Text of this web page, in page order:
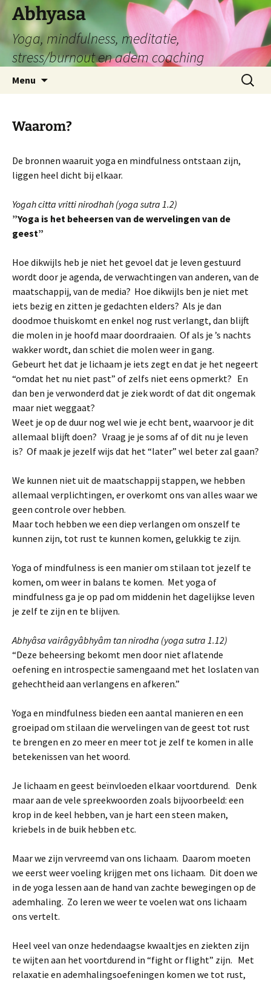
Abhyasa
Yoga, mindfulness, meditatie,
stress/burnout en adem coaching
Menu
Zoeken
naar:
Waarom?
De bronnen waaruit yoga en mindfulness ontstaan zijn,
liggen heel dicht bij elkaar.
Yogah citta vritti nirodhah (yoga sutra 1.2)
”Yoga is het beheersen van de wervelingen van de
geest”
Hoe dikwijls heb je niet het gevoel dat je leven gestuurd
wordt door je agenda, de verwachtingen van anderen, van de
maatschappij, van de media? Hoe dikwijls ben je niet met
iets bezig en zitten je gedachten elders? Als je dan
doodmoe thuiskomt en enkel nog rust verlangt, dan blijft
die molen in je hoofd maar doordraaien. Of als je ’s nachts
wakker wordt, dan schiet die molen weer in gang.
Gebeurt het dat je lichaam je iets zegt en dat je het negeert
“omdat het nu niet past” of zelfs niet eens opmerkt? En
dan ben je verwonderd dat je ziek wordt of dat dit ongemak
maar niet weggaat?
Weet je op de duur nog wel wie je echt bent, waarvoor je dit
allemaal blijft doen? Vraag je je soms af of dit nu je leven
is? Of maak je jezelf wijs dat het “later” wel beter zal gaan?
We kunnen niet uit de maatschappij stappen, we hebben
allemaal verplichtingen, er overkomt ons van alles waar we
geen controle over hebben.
Maar toch hebben we een diep verlangen om onszelf te
kunnen zijn, tot rust te kunnen komen, gelukkig te zijn.
Yoga of mindfulness is een manier om stilaan tot jezelf te
komen, om weer in balans te komen. Met yoga of
mindfulness ga je op pad om middenin het dagelijkse leven
je zelf te zijn en te blijven.
Abhyâsa vairâgyâbhyâm tan nirodha (yoga sutra 1.12)
“Deze beheersing bekomt men door niet aflatende
oefening en introspectie samengaand met het loslaten van
gehechtheid aan verlangens en afkeren.”
Yoga en mindfulness bieden een aantal manieren en een
groeipad om stilaan die wervelingen van de geest tot rust
te brengen en zo meer en meer tot je zelf te komen in alle
betekenissen van het woord.
Je lichaam en geest beïnvloeden elkaar voortdurend. Denk
maar aan de vele spreekwoorden zoals bijvoorbeeld: een
krop in de keel hebben, van je hart een steen maken,
kriebels in de buik hebben etc.
Maar we zijn vervreemd van ons lichaam. Daarom moeten
we eerst weer voeling krijgen met ons lichaam. Dit doen we
in de yoga lessen aan de hand van zachte bewegingen op de
ademhaling. Zo leren we weer te voelen wat ons lichaam
ons vertelt.
Heel veel van onze hedendaagse kwaaltjes en ziekten zijn
te wijten aan het voortdurend in “fight or flight” zijn. Met
relaxatie en ademhalingsoefeningen komen we tot rust,